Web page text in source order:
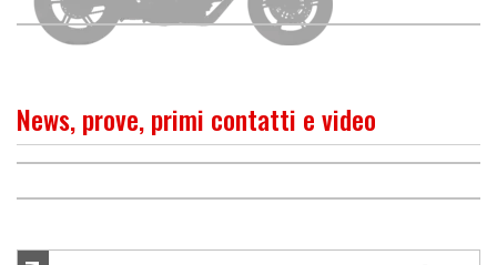
News, prove, primi contatti e video
PROVACombattente con stile
ODucati Streetfighter V4 S